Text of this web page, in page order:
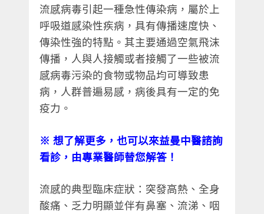
流感病毒引起一種急性傳染病，屬於上
呼吸道感染性疾病，具有傳播速度快、
傳染性強的特點。其主要通過空氣飛沫
傳播，人與人接觸或者接觸了一些被流
感病毒污染的食物或物品均可導致患
病，人群普遍易感，病後具有一定的免
疫力。
※ 想了解更多，也可以來益曼中醫諮詢
看診，由專業醫師替您解答！
流感的典型臨床症狀：突發高熱、全身
酸痛、乏力明顯並伴有鼻塞、流涕、咽